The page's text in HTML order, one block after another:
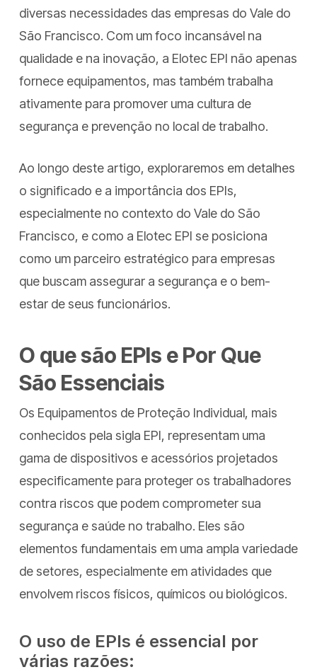
diversas necessidades das empresas do Vale do
São Francisco. Com um foco incansável na
qualidade e na inovação, a Elotec EPI não apenas
fornece equipamentos, mas também trabalha
ativamente para promover uma cultura de
segurança e prevenção no local de trabalho.
Ao longo deste artigo, exploraremos em detalhes
o significado e a importância dos EPIs,
especialmente no contexto do Vale do São
Francisco, e como a Elotec EPI se posiciona
como um parceiro estratégico para empresas
que buscam assegurar a segurança e o bem-
estar de seus funcionários.
O que são EPIs e Por Que
São Essenciais
Os Equipamentos de Proteção Individual, mais
conhecidos pela sigla EPI, representam uma
gama de dispositivos e acessórios projetados
especificamente para proteger os trabalhadores
contra riscos que podem comprometer sua
segurança e saúde no trabalho. Eles são
elementos fundamentais em uma ampla variedade
de setores, especialmente em atividades que
envolvem riscos físicos, químicos ou biológicos.
O uso de EPIs é essencial por
várias razões: